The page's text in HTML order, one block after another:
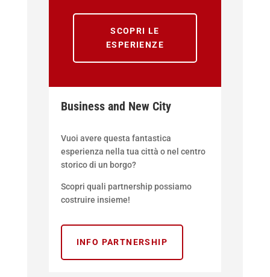
SCOPRI LE
ESPERIENZE
Business and New City
Vuoi avere questa fantastica
esperienza nella tua città o nel centro
storico di un borgo?
Scopri quali partnership possiamo
costruire insieme!
INFO PARTNERSHIP